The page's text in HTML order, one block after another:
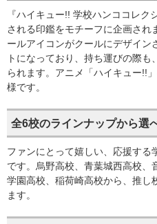
『ハイキュー!! 学校ハンココレ
される印鑑をモチーフに企画され
ールアイコンがクールにデザイン
トになっており、持ち運びの際
られます。アニメ「ハイキュー!!
様です。
全6校のラインナップから選
ファンにとって嬉しい、応援す
です。烏野高校、青葉城西高校、
学園高校、稲荷崎高校から、推し
ます。